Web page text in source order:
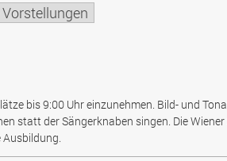
bis 9:00 Uhr einzunehmen. Bild- und
statt der Sängerknaben singen. Die